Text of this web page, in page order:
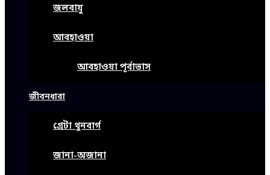
জলবায়ু
আবহাওয়া
আবহাওয়া পূর্বাভাস
জীবনধারা
গ্রেটা থুনবার্গ
জানা-অজানা